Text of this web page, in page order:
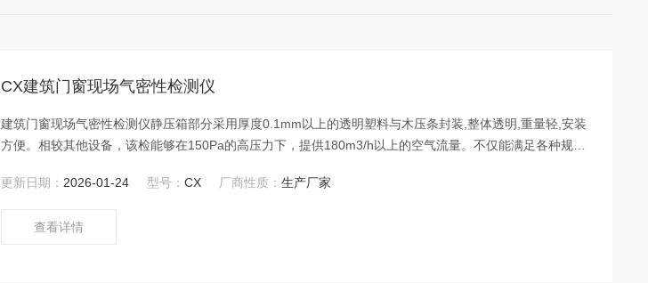
CX建筑门窗现场气密性检测仪
建筑门窗现场气密性检测仪静压箱部分采用厚度0.1mm以上的透明塑料与木压条封装,整体透明,重量轻,安装
方便。相较其他设备，该检能够在150Pa的高压力下，提供180m3/h以上的空气流量。不仅能满足各种规格
更新日期： 2026-01-24 型号：CX 厂商性质：生产厂家
查看详情